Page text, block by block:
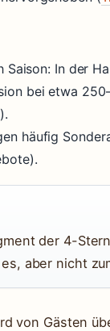
Saison: In der
bei etwa
häufig
der 4-
aber nicht
von Gästen